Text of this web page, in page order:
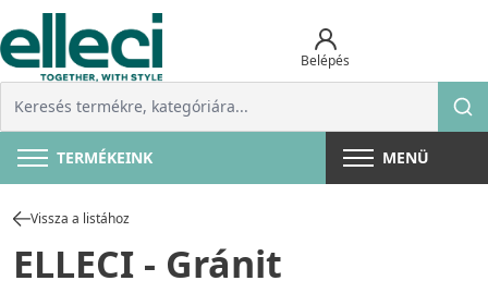
Belépés
TERMÉKEINK MENÜ
Vissza a listához
ELLECI - Gránit